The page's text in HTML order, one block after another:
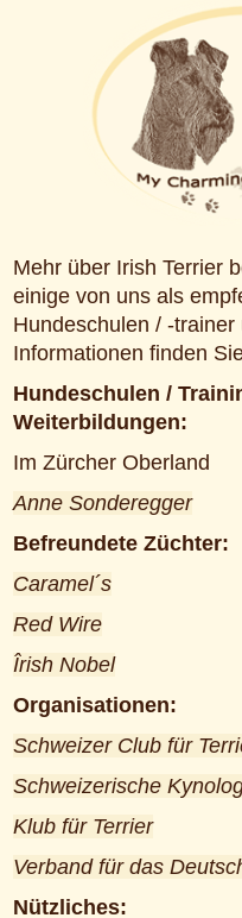
Mehr über Irish Terrier
einige von uns als
Hundeschulen / -
Informationen finden
Hundeschulen /
Weiterbildungen:
Im Zürcher Oberland
Anne Sonderegger
Befreundete Züchter:
Caramel´s
Red Wire
Îrish Nobel
Organisationen:
Schweizer Club für
Schweizerische
Klub für Terrier
Verband für das
Nützliches: